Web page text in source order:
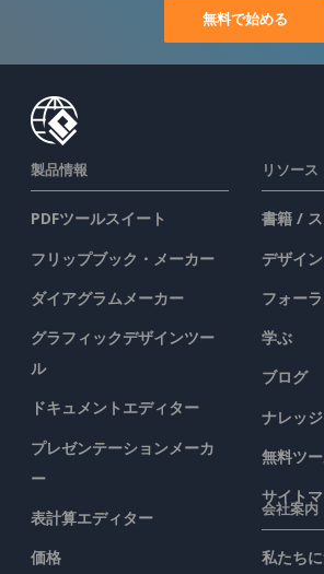
無料で始める
製品情報
PDFツールスイート
フリップブック・メーカー
ダイアグラムメーカー
グラフィックデザインツー
ル
ドキュメントエディター
プレゼンテーションメーカ
ー
表計算エディター
価格
リソース
書籍 /
デザイ
フォー
学ぶ
ブログ
ナレッジ
無料ツ
サイト
会社案内
私たち